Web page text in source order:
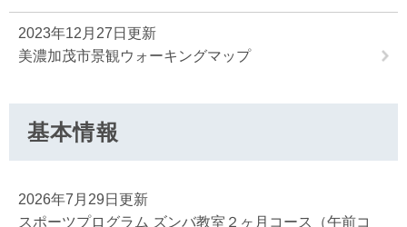
2023年12月27日更新
美濃加茂市景観ウォーキングマップ
基本情報
2026年7月29日更新
スポーツプログラム ズンバ教室２ヶ月コース（午前コ